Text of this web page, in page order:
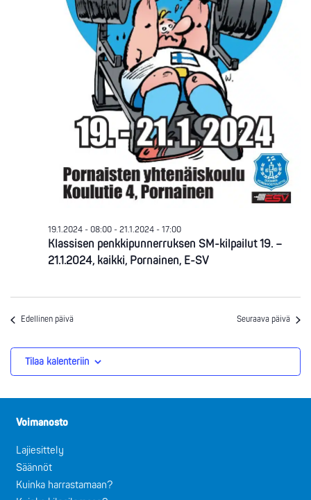
Klassisen penkkipunnerruksen SM-kilpailut 19. –
21.1.2024, kaikki, Pornainen, E-SV
19.1.2024 - 08:00 - 21.1.2024 - 17:00
Edellinen päivä Seuraava päivä
Tilaa kalenteriin
Voimanosto
Lajiesittely
Säännöt
Kuinka harrastamaan?